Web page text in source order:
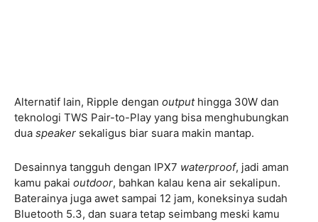
Alternatif lain, Ripple dengan outputhingga 30W dan
teknologi TWS Pair-to-Play yang bisa menghubungkan
dua speaker sekaligus biar suara makin mantap.
Desainnya tangguh dengan IPX7 waterproof, jadi aman
kamu pakai outdoor, bahkan kalau kena air sekalipun.
Baterainya juga awet sampai 12 jam, koneksinya sudah
Bluetooth 5.3, dan suara tetap seimbang meski kamu